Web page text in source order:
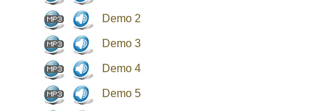
Demo 2
Demo 3
Demo 4
Demo 5